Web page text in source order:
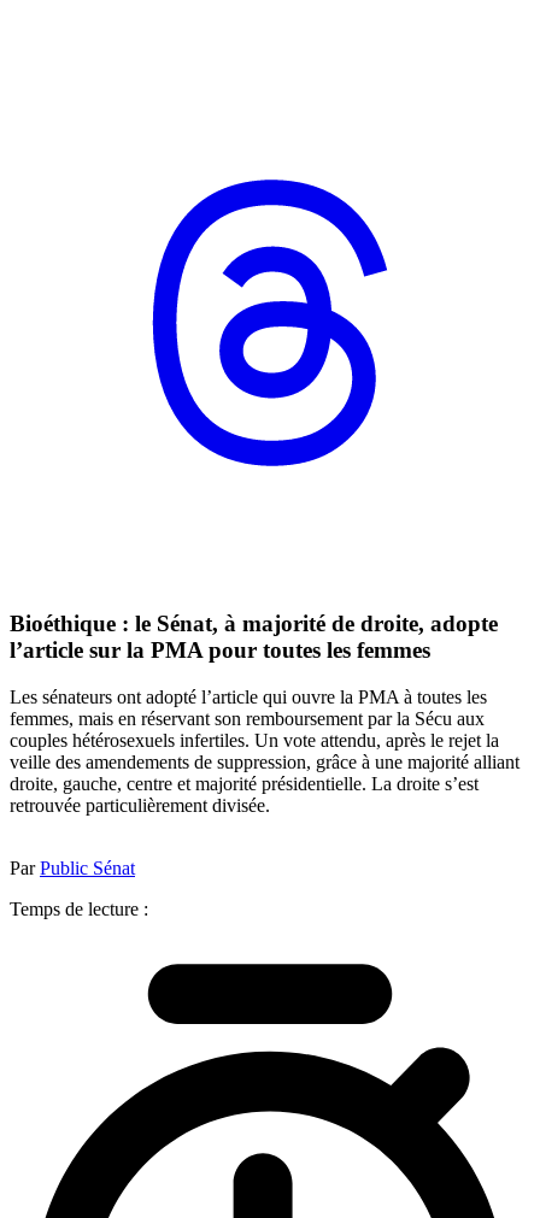
Bioéthique : le Sénat, à majorité de droite, adopte
l’article sur la PMA pour toutes les femmes
Les sénateurs ont adopté l’article qui ouvre la PMA à toutes les
femmes, mais en réservant son remboursement par la Sécu aux
couples hétérosexuels infertiles. Un vote attendu, après le rejet la
veille des amendements de suppression, grâce à une majorité alliant
droite, gauche, centre et majorité présidentielle. La droite s’est
retrouvée particulièrement divisée.
ParPublic Sénat
Temps de lecture :